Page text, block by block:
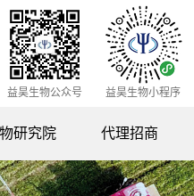
益昊生物公众号 益昊生物小程序
研究院 代理招商
资料下载